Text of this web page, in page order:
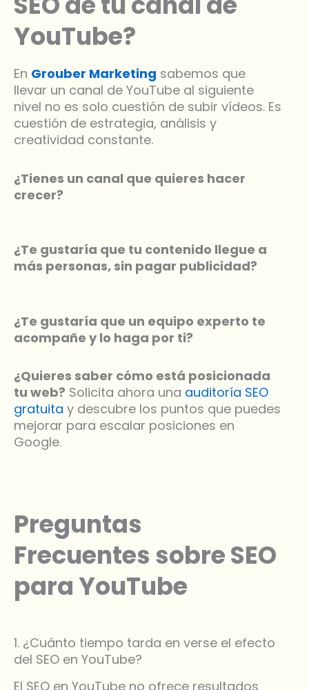
YouTube?
En Grouber Marketing sabemos que
llevar un canal de YouTube al siguiente
nivel no es solo cuestión de subir vídeos. Es
cuestión de estrategia, análisis y
creatividad constante.
¿Tienes un canal que quieres hacer
crecer?
¿Te gustaría que tu contenido llegue a
más personas, sin pagar publicidad?
¿Te gustaría que un equipo experto te
acompañe y lo haga por ti?
¿Quieres saber cómo está posicionada
tu web? Solicita ahora una auditoría SEO
gratuita y descubre los puntos que puedes
mejorar para escalar posiciones en
Google.
Preguntas
Frecuentes sobre SEO
para YouTube
1. ¿Cuánto tiempo tarda en verse el efecto
del SEO en YouTube?
El SEO en YouTube no ofrece resultados